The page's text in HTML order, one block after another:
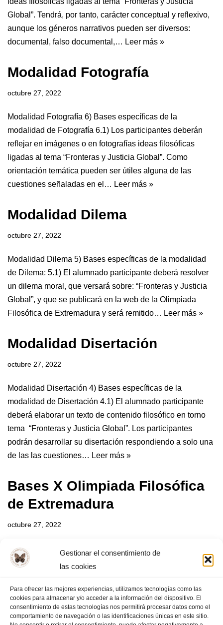
Gestionar el consentimiento de
las cookies
Para ofrecer las mejores experiencias, utilizamos tecnologías como las
cookies para almacenar y/o acceder a la información del dispositivo. El
consentimiento de estas tecnologías nos permitirá procesar datos como el
comportamiento de navegación o las identificaciones únicas en este sitio.
Global”. Tendrá, por tanto, carácter conceptual y reflexivo,
aunque los géneros narrativos pueden ser diversos:
documental, falso documental,… Leer más »
Modalidad Fotografía
octubre 27, 2022
Modalidad Fotografía 6) Bases específicas de la
modalidad de Fotografía 6.1) Los participantes deberán
reflejar en imágenes o en fotografías ideas filosóficas
ligadas al tema “Fronteras y Justicia Global”. Como
orientación temática pueden ser útiles alguna de las
cuestiones señaladas en el… Leer más »
Modalidad Dilema
octubre 27, 2022
Modalidad Dilema 5) Bases específicas de la modalidad
de Dilema: 5.1) El alumnado participante deberá resolver
un dilema moral, que versará sobre: “Fronteras y Justicia
Global”, y que se publicará en la web de la Olimpiada
Filosófica de Extremadura y será remitido… Leer más »
Modalidad Disertación
octubre 27, 2022
Modalidad Disertación 4) Bases específicas de la
modalidad de Disertación 4.1) El alumnado participante
deberá elaborar un texto de contenido filosófico en torno
tema “Fronteras y Justicia Global”. Los participantes
podrán desarrollar su disertación respondiendo a solo una
de las las cuestiones… Leer más »
Bases X Olimpiada Filosófica
de Extremadura
octubre 27, 2022
Bases X Olimpiada Filosófica de Extremadura Objetivos
de la actividad: Participación y modalidades (Se advierte
siempre en función de las directrices de la organización de
la X Olimpiada Filosófica de España.…Leer más »